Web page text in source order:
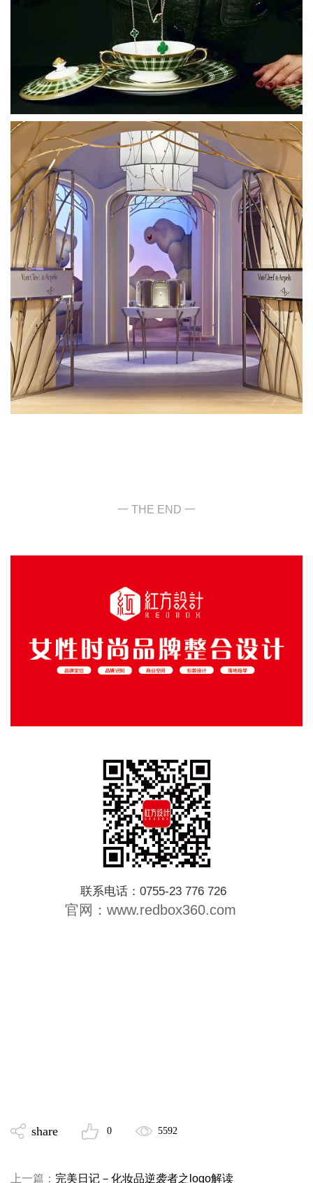
一 THE END 一
联系电话：0755-23 776 726
官网：www.redbox360.com
share 0 5592
上一篇： 完美日记－化妆品逆袭者之logo解读